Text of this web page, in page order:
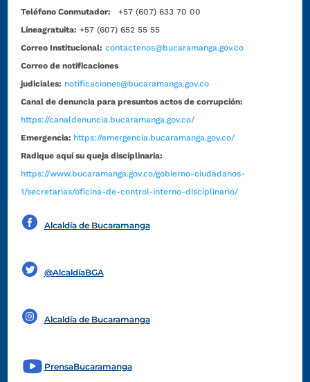
Teléfono Conmutador:
+57 (607) 633 70 00
Líneagratuita: +57 (607) 652 55 55
Correo Institucional: contactenos@bucaramanga.gov.co
Correo de notificaciones
judiciales: notificaciones@bucaramanga.gov.co
Canal de denuncia para presuntos actos de corrupción:
https://canaldenuncia.bucaramanga.gov.co/
Emergencia: https://emergencia.bucaramanga.gov.co/
Radique aquí su queja disciplinaria:
https://www.bucaramanga.gov.co/gobierno-ciudadanos-
1/secretarias/oficina-de-control-interno-disciplinario/
Alcaldía de Bucaramanga
@AlcaldíaBGA
Alcaldía de Bucaramanga
PrensaBucaramanga